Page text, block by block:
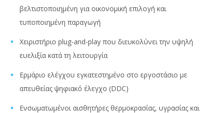
βελτιστοποιημένη για οικονομική επιλογή και
τυποποιημένη παραγωγή
Χειριστήριο plug-and-play που διευκολύνει την υψηλή
ευελιξία κατά τη λειτουργία
Ερμάριο ελέγχου εγκατεστημένο στο εργοστάσιο με
απευθείας ψηφιακό έλεγχο (DDC)
Ενσωματωμένοι αισθητήρες θερμοκρασίας, υγρασίας και